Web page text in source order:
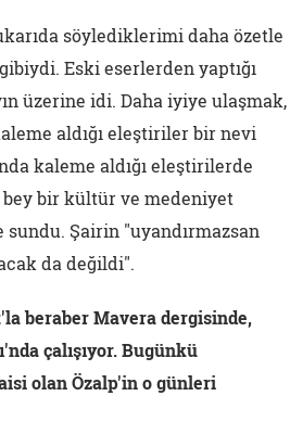
söylediklerimi daha özetle
Eski eserlerden yaptığı
üzerine idi. Daha iyiye ulaşmak,
aldığı eleştiriler bir nevi
kaleme aldığı eleştirilerde
bir kültür ve medeniyet
sundu. Şairin "uyandırmazsan
da değildi".
beraber Mavera dergisinde,
çalışıyor. Bugünkü
olan Özalp'in o günleri